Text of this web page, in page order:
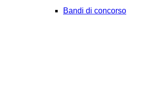
Bandi di concorso